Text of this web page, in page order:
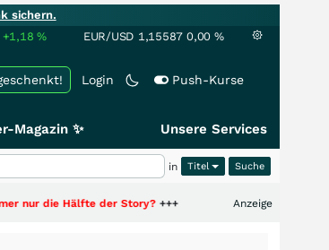
sichern.
+1,18% EUR/USD 1,15587 0,00 %
Login Push-Kurse
Magazin ✨ Unsere Services
in Titel
der Story?+++ Anzeige